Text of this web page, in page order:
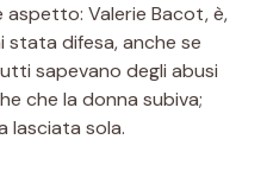
Valerie Bacot, è,
stata difesa, anche se
sapevano degli abusi
che la donna subiva;
lasciata sola.